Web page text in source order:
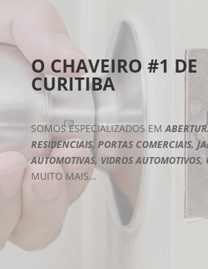
O CHAVEIRO #1 DE
CURITIBA
SOMOS ESPECIALIZADOS EM
RESIDENCIAIS, PORTAS COMERCIAIS,
AUTOMOTIVAS, VIDROS AUTOMOTIVOS,
MUITO MAIS…